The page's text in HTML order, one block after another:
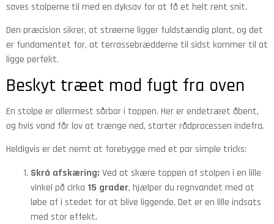
saves stolperne til med en dyksav for at få et helt rent snit.
Den præcision sikrer, at strøerne ligger fuldstændig plant, og det
er fundamentet for, at terrassebrædderne til sidst kommer til at
ligge perfekt.
Beskyt træet mod fugt fra oven
En stolpe er allermest sårbar i toppen. Her er endetræet åbent,
og hvis vand får lov at trænge ned, starter rådprocessen indefra.
Heldigvis er det nemt at forebygge med et par simple tricks:
Skrå afskæring: Ved at skære toppen af stolpen i en lille
vinkel på cirka 15 grader, hjælper du regnvandet med at
løbe af i stedet for at blive liggende. Det er en lille indsats
med stor effekt.